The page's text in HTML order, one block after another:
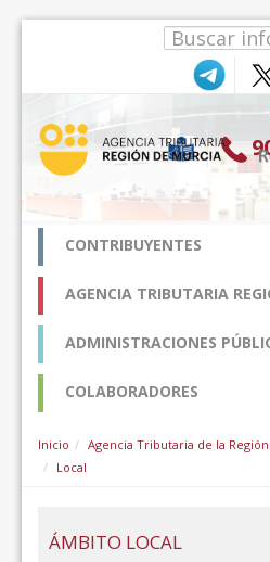
CONTRIBUYENTES
AGENCIA TRIBUTARIA
ADMINISTRACIONES
COLABORADORES
Inicio Agencia Tributaria de la
Local
ÁMBITO LOCAL